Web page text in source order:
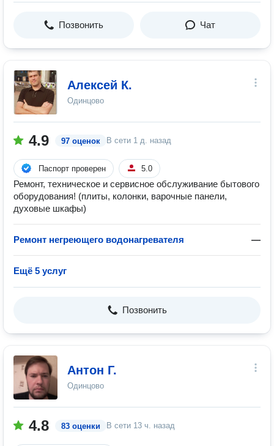
Позвонить Чат
Алексей К.
Одинцово
4.9 97 оценок В сети 1 д. назад
Паспорт проверен 5.0
Ремонт, техническое и сервисное обслуживание бытового
оборудования! (плиты, колонки, варочные панели,
духовые шкафы)
Ремонт негреющего водонагревателя —
Ещё 5 услуг
Позвонить
Антон Г.
Одинцово
4.8 83 оценки В сети 13 ч. назад